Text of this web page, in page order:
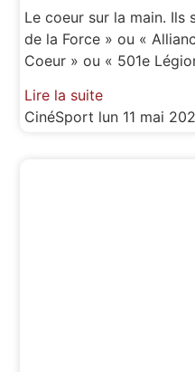
Le coeur sur la main. Ils
de la Force » ou «
Coeur » ou « 501e
Lire la suite
CinéSport lun 11 mai